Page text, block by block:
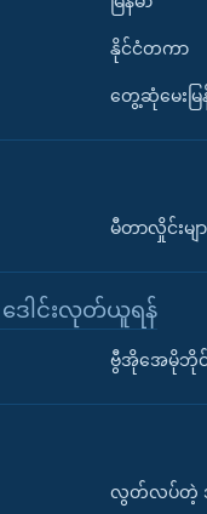
နိုင်ငံတကာ
တွေ့ဆုံမေးမြန်
မီတာလှိုင်းမျာ
ေါင်းလုတ်ယူရန်
ဗွီအိုအေမိုဘို
လွတ်လပ်တဲ့ အ